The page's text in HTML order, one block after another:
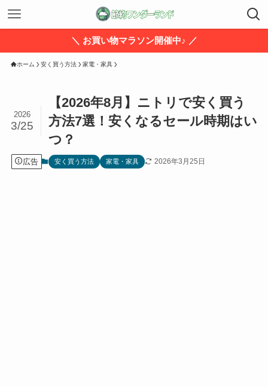
＼ お買い物マラソン開催中♪ ／
ホーム 安く買う方法 家電・家具
【2026年8月】ニトリで安く買う
方法7選！安くなるセール時期はい
つ？
2026
3/25
広告 安く買う方法 家電・家具 2026年3月25日